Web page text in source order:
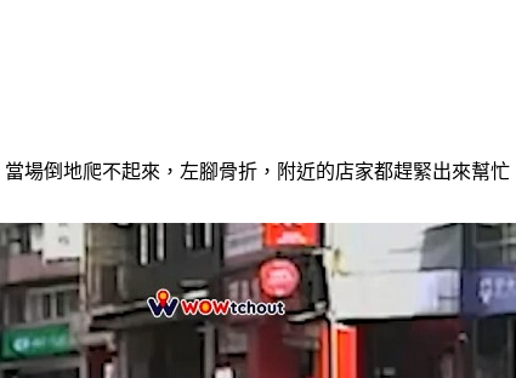
場倒地爬不起來，左腳骨折，附近的店家都趕緊出來幫忙